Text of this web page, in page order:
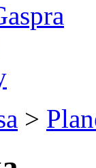
>